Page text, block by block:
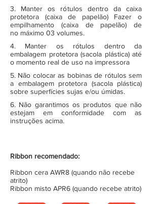
3. Manter os rótulos dentro da caixa
protetora (caixa de papelão) Fazer o
empilhamento (caixa de papelão) de
no máximo 03 volumes.
4. Manter os rótulos dentro da
embalagem protetora (sacola plástica) até
o momento real de uso na impressora
5. Não colocar as bobinas de rótulos sem
a embalagem protetora (sacola plástica)
sobre superfícies sujas e/ou úmidas.
6. Não garantimos os produtos que não
estejam em conformidade com as
instruções acima.
Ribbon recomendado:
Ribbon cera AWR8 (quando não recebe
atrito)
Ribbon misto APR6 (quando recebe atrito)